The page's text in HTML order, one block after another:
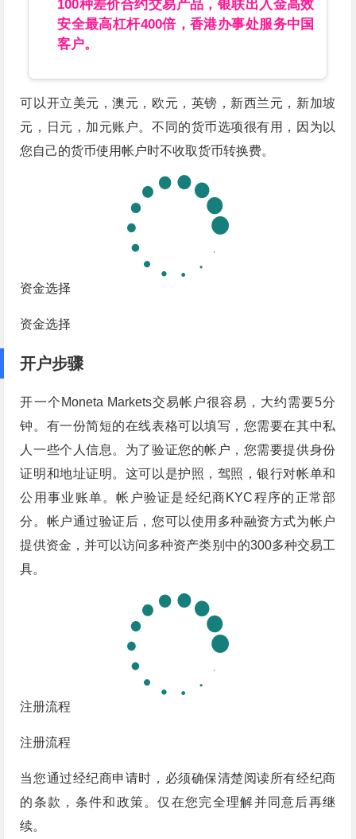
100种差价合约交易产品，银联出入金高效
安全最高杠杆400倍，香港办事处服务中国
客户。
可以开立美元，澳元，欧元，英镑，新西兰元，新加坡
元，日元，加元账户。不同的货币选项很有用，因为以
您自己的货币使用帐户时不收取货币转换费。
资金选择
资金选择
开户步骤
开一个Moneta Markets交易帐户很容易，大约需要5分
钟。有一份简短的在线表格可以填写，您需要在其中私
人一些个人信息。为了验证您的帐户，您需要提供身份
证明和地址证明。这可以是护照，驾照，银行对帐单和
公用事业账单。帐户验证是经纪商KYC程序的正常部
分。帐户通过验证后，您可以使用多种融资方式为帐户
提供资金，并可以访问多种资产类别中的300多种交易工
具。
注册流程
注册流程
当您通过经纪商申请时，必须确保清楚阅读所有经纪商
的条款，条件和政策。仅在您完全理解并同意后再继
续。